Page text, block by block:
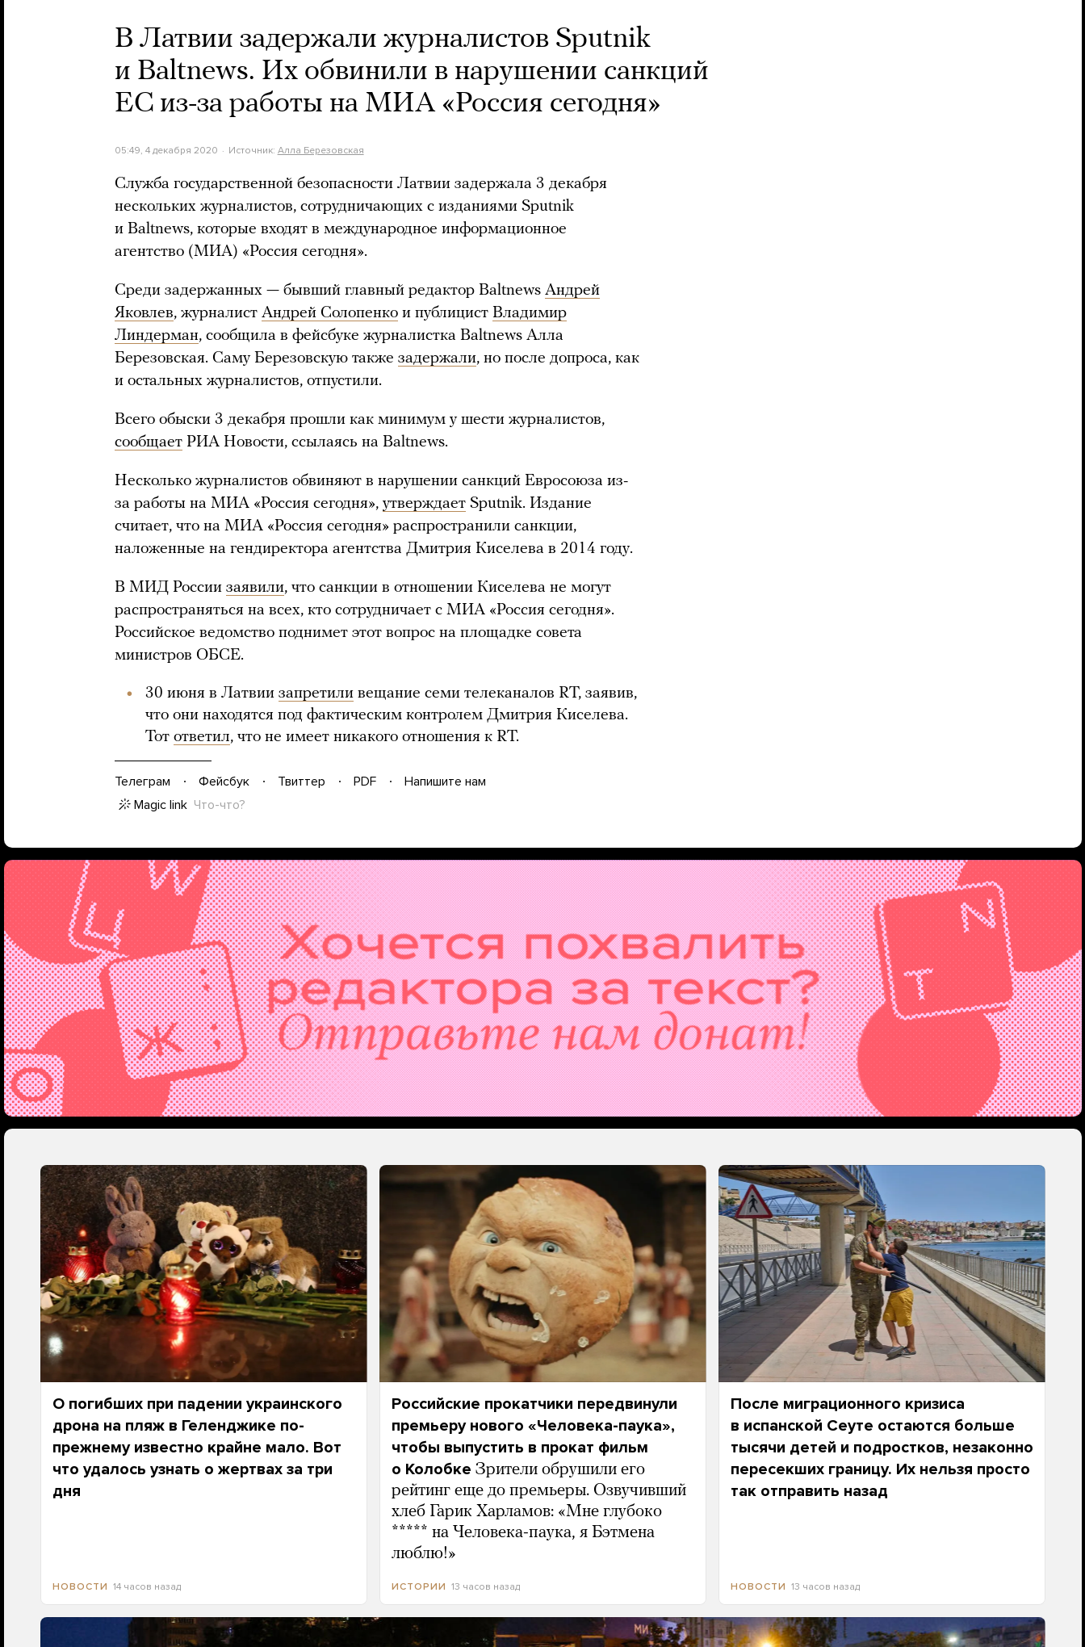
В Латвии задержали журналистов Sputnik
и Baltnews. Их обвинили в нарушении санкций
ЕС из-за работы на МИА «Россия сегодня»
05:49, 4 декабря 2020 Источник: Алла Березовская
Служба государственной безопасности Латвии задержала 3 декабря
нескольких журналистов, сотрудничающих с изданиями Sputnik
и Baltnews, которые входят в международное информационное
агентство (МИА) «Россия сегодня».
Среди задержанных — бывший главный редактор Baltnews Андрей
Яковлев, журналист Андрей Солопенко и публицист Владимир
Линдерман, сообщила в фейсбуке журналистка Baltnews Алла
Березовская. Саму Березовскую также задержали, но после допроса, как
и остальных журналистов, отпустили.
Всего обыски 3 декабря прошли как минимум у шести журналистов,
сообщает РИА Новости, ссылаясь на Baltnews.
Несколько журналистов обвиняют в нарушении санкций Евросоюза из-
за работы на МИА «Россия сегодня», утверждает Sputnik. Издание
считает, что на МИА «Россия сегодня» распространили санкции,
наложенные на гендиректора агентства Дмитрия Киселева в 2014 году.
В МИД России заявили, что санкции в отношении Киселева не могут
распространяться на всех, кто сотрудничает с МИА «Россия сегодня».
Российское ведомство поднимет этот вопрос на площадке совета
министров ОБСЕ.
30 июня в Латвии запретили вещание семи телеканалов RT, заявив,
что они находятся под фактическим контролем Дмитрия Киселева.
Тот ответил, что не имеет никакого отношения к RT.
Телеграм Фейсбук Твиттер PDF
Напишите нам
Magic link Что-что?
О погибших при падении украинского
дрона на пляж в Геленджике по-
прежнему известно крайне мало. Вот
что удалось узнать о жертвах за три
дня
НОВОСТИ 14 часов назад
Российские прокатчики передвинули
премьеру нового «Человека-паука»,
чтобы выпустить в прокат фильм
о Колобке Зрители обрушили его
рейтинг еще до премьеры. Озвучивший
хлеб Гарик Харламов: «Мне глубоко
***** на Человека-паука, я Бэтмена
люблю!»
ИСТОРИИ 13 часов назад
После миграционного кризиса
в испанской Сеуте остаются больше
тысячи детей и подростков, незаконно
пересекших границу. Их нельзя просто
так отправить назад
НОВОСТИ 13 часов назад